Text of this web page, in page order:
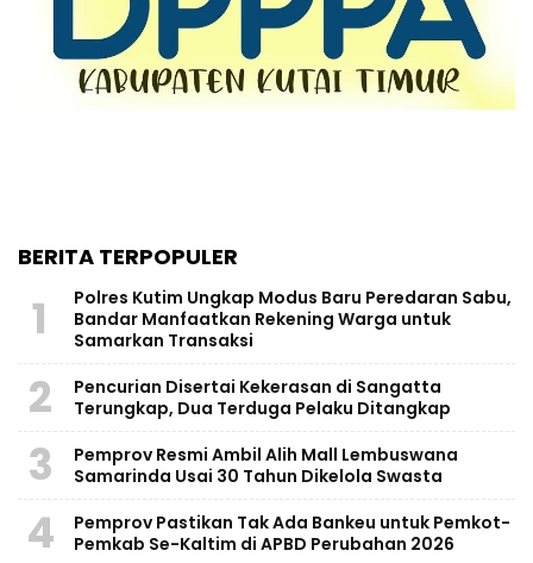
BERITA TERPOPULER
1
Polres Kutim Ungkap Modus Baru Peredaran Sabu,
Bandar Manfaatkan Rekening Warga untuk
Samarkan Transaksi
2
Pencurian Disertai Kekerasan di Sangatta
Terungkap, Dua Terduga Pelaku Ditangkap
3
Pemprov Resmi Ambil Alih Mall Lembuswana
Samarinda Usai 30 Tahun Dikelola Swasta
4
Pemprov Pastikan Tak Ada Bankeu untuk Pemkot-
Pemkab Se-Kaltim di APBD Perubahan 2026